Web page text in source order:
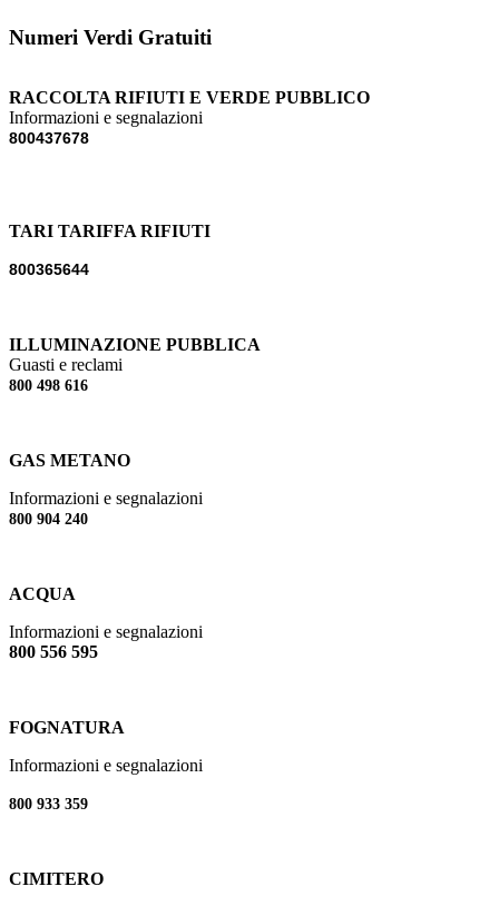
Numeri Verdi Gratuiti
RACCOLTA RIFIUTI E VERDE PUBBLICO
Informazioni e segnalazioni
800437678
TARI TARIFFA RIFIUTI
800365644
ILLUMINAZIONE PUBBLICA
Guasti e reclami
800 498 616
GAS METANO
Informazioni e segnalazioni
800 904 240
ACQUA
Informazioni e segnalazioni
800 556 595
FOGNATURA
Informazioni e segnalazioni
800 933 359
CIMITERO